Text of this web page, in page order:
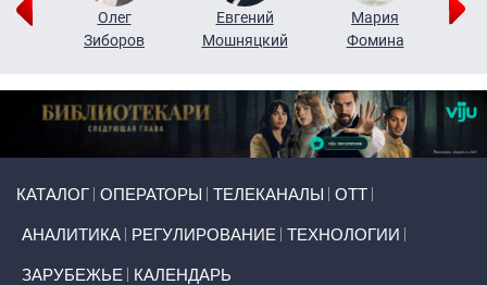
Олег
Зиборов
Евгений
Мошняцкий
Мария
Фомина
КАТАЛОГ ОПЕРАТОРЫ ТЕЛЕКАНАЛЫ ОТТ
АНАЛИТИКА РЕГУЛИРОВАНИЕ ТЕХНОЛОГИИ
ЗАРУБЕЖЬЕ КАЛЕНДАРЬ